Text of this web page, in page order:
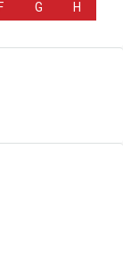
F G H